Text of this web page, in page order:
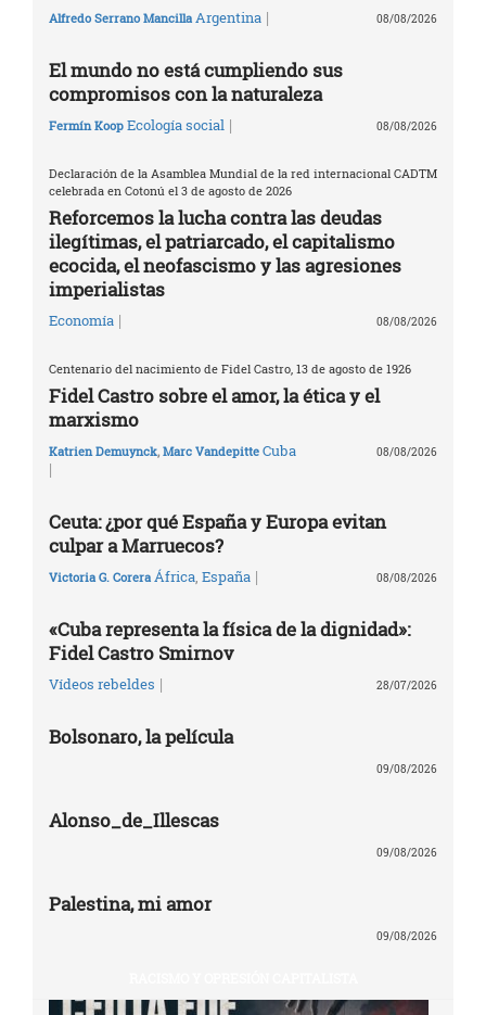
Alfredo Serrano Mancilla Argentina | 08/08/2026
El mundo no está cumpliendo sus
compromisos con la naturaleza
Fermín Koop Ecología social | 08/08/2026
Declaración de la Asamblea Mundial de la red internacional CADTM
celebrada en Cotonú el 3 de agosto de 2026
Reforcemos la lucha contra las deudas
ilegítimas, el patriarcado, el capitalismo
ecocida, el neofascismo y las agresiones
imperialistas
Economía | 08/08/2026
Centenario del nacimiento de Fidel Castro, 13 de agosto de 1926
Fidel Castro sobre el amor, la ética y el
marxismo
Katrien Demuynck, Marc Vandepitte Cuba
|
08/08/2026
Ceuta: ¿por qué España y Europa evitan
culpar a Marruecos?
Victoria G. Corera África, España | 08/08/2026
«Cuba representa la física de la dignidad»:
Fidel Castro Smirnov
Vídeos rebeldes | 28/07/2026
Bolsonaro, la película
09/08/2026
Alonso_de_Illescas
09/08/2026
Palestina, mi amor
09/08/2026